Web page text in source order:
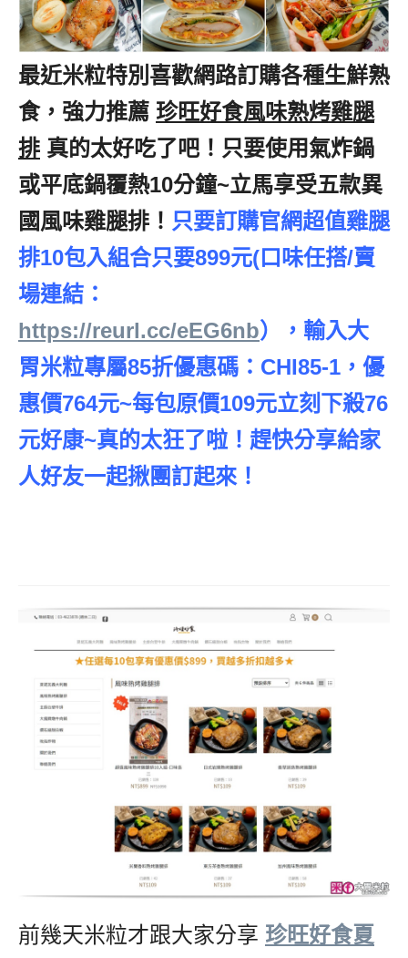
最近米粒特別喜歡網路訂購各種生鮮熟
食，強力推薦 珍旺好食風味熟烤雞腿
排 真的太好吃了吧！只要使用氣炸鍋
或平底鍋覆熱10分鐘~立馬享受五款異
國風味雞腿排！ 只要訂購官網超值雞腿
排10包入組合只要899元(口味任搭/賣
場連結：
https://reurl.cc/eEG6nb），輸入大
胃米粒專屬85折優惠碼：CHI85-1，優
惠價764元~每包原價109元立刻下殺76
元好康~真的太狂了啦！趕快分享給家
人好友一起揪團訂起來！
前幾天米粒才跟大家分享 珍旺好食夏